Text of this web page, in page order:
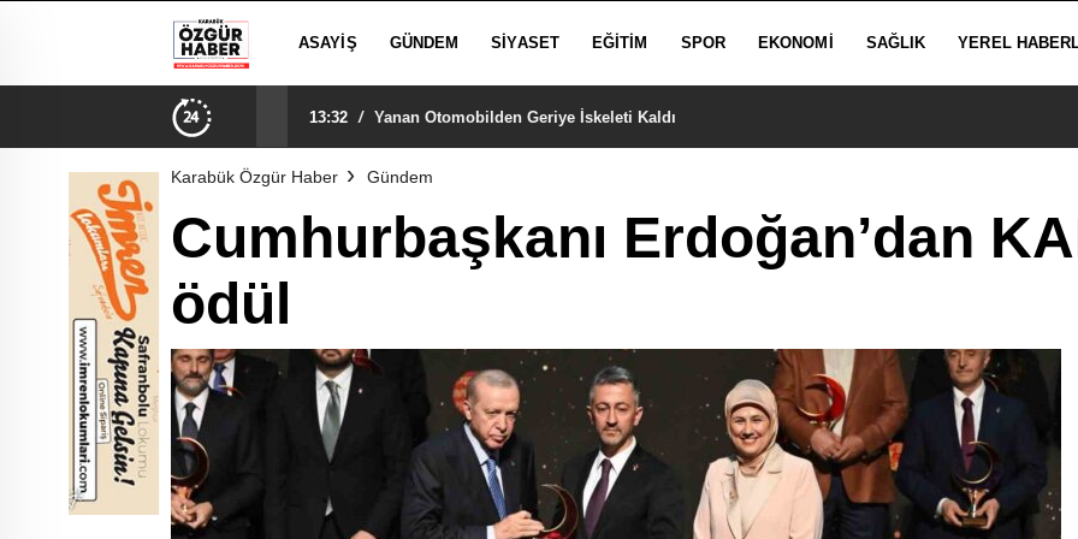
ASAYIŞ GÜNDEM SIYASET EĞITIM SPOR EKONOMI SAĞLIK YEREL
13:32 / Yanan Otomobilden Geriye İskeleti Kaldı
Karabük Özgür Haber Gündem
Cumhurbaşkanı Erdoğan’dan
ödül